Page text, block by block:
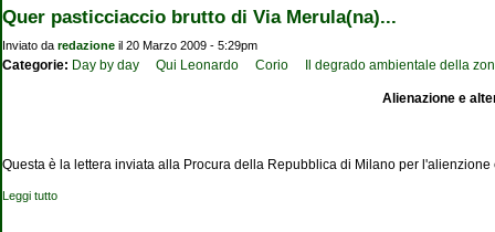
Quer pasticciaccio brutto di Via Merula(na)...
Inviato da redazione il 20 Marzo 2009 - 5:29pm
Categorie: Day by day Qui Leonardo Corio Il degrado ambientale della
Alienazione e
Questa è la lettera inviata alla Procura della Repubblica di Milano per
Leggi tutto